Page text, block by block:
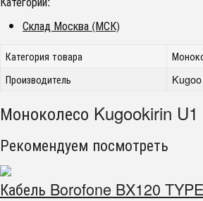
Склад Москва (МСК)
Категория товара
Производитель
Моноколесо Kugookirin
Рекомендуем посмотреть
Кабель Borofone BX120